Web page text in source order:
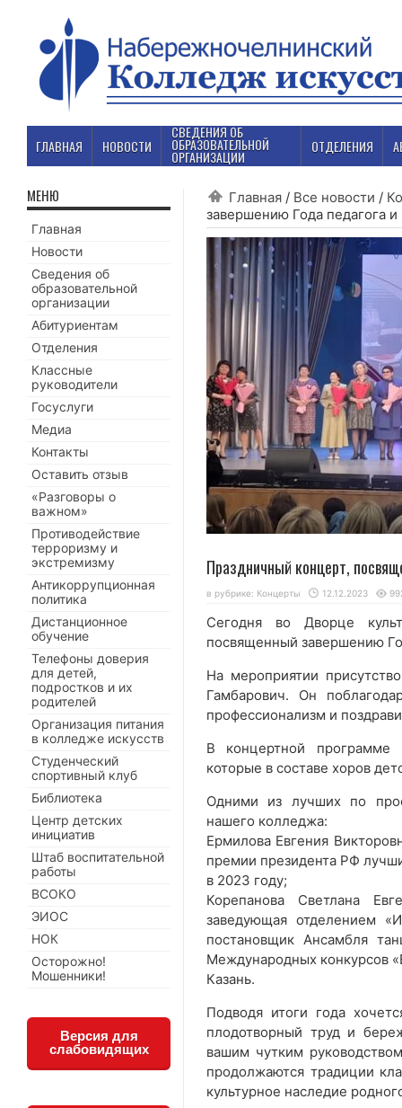
ГЛАВНАЯ НОВОСТИ
СВЕДЕНИЯ ОБ
ОБРАЗОВАТЕЛЬНОЙ
ОРГАНИЗАЦИИ
ОТДЕЛЕНИЯ
Главная / Все новости /
завершению Года педагога и
Праздничный концерт,
в рубрике: Концерты 12.12.2023
Сегодня во Дворце
посвященный завершению
На мероприятии
Гамбарович. Он
профессионализм и
В концертной программе
которые в составе хоров
Одними из лучших по
нашего колледжа:
Ермилова Евгения
премии президента РФ
в 2023 году;
Корепанова Светлана
заведующая отделением
постановщик Ансамбля
Международных конкурсов
Казань.
Подводя итоги года
плодотворный труд и
вашим чутким
продолжаются традиции
культурное наследие
МЕНЮ
Главная
Новости
Сведения об
образовательной
организации
Абитуриентам
Отделения
Классные
руководители
Госуслуги
Медиа
Контакты
Оставить отзыв
«Разговоры о
важном»
Противодействие
терроризму и
экстремизму
Антикоррупционная
политика
Дистанционное
обучение
Телефоны доверия
для детей,
подростков и их
родителей
Организация питания
в колледже искусств
Студенческий
спортивный клуб
Библиотека
Центр детских
инициатив
Штаб воспитательной
работы
ВСОКО
ЭИОС
НОК
Осторожно!
Мошенники!
Версия для
слабовидящих